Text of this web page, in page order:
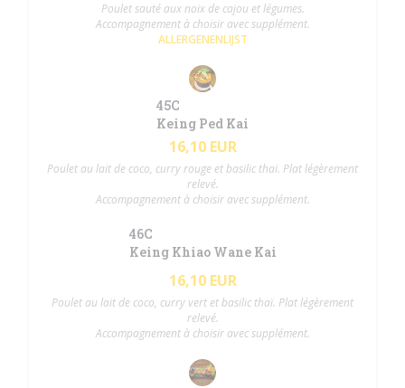
Poulet sauté aux noix de cajou et légumes.
Accompagnement à choisir avec supplément.
ALLERGENENLIJST
45C
Keing Ped Kai
16,10 EUR
Poulet au lait de coco, curry rouge et basilic thaï. Plat légèrement
relevé.
Accompagnement à choisir avec supplément.
46C
Keing Khiao Wane Kai
16,10 EUR
Poulet au lait de coco, curry vert et basilic thaï. Plat légèrement
relevé.
Accompagnement à choisir avec supplément.